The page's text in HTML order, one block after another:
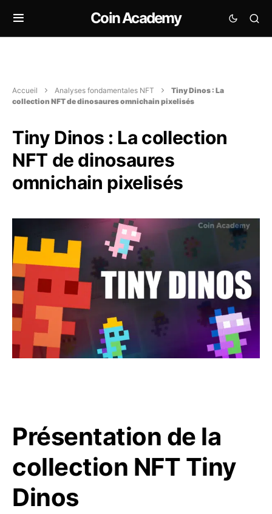
Coin Academy
Accueil Analyses fondamentales NFT
Tiny Dinos : La
collection NFT de dinosaures omnichain pixelisés
Tiny Dinos : La collection
NFT de dinosaures
omnichain pixelisés
Présentation de la
collection NFT Tiny
Dinos